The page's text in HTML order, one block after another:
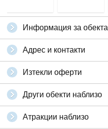
Информация за обекта
Адрес и контакти
Изтекли оферти
Други обекти наблизо
Атракции наблизо